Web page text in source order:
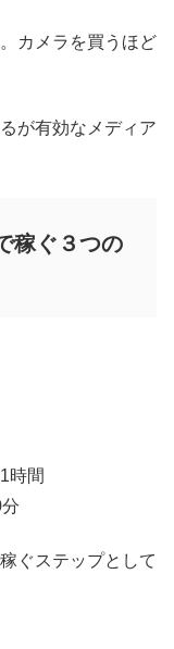
カメラを買うほど
が有効なメディア
稼ぐ３つの
時間
ぐステップとして